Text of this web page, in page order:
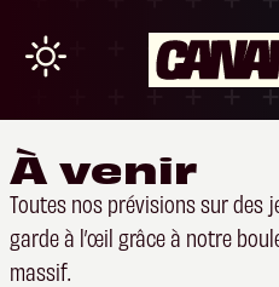
À venir
Toutes nos prévisions sur des
garde à l’œil grâce à notre
massif.